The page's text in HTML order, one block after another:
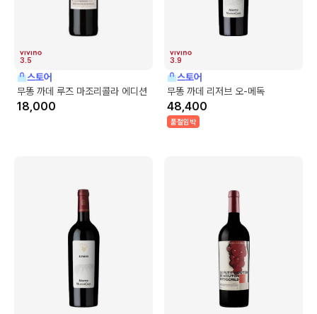
3.5
스토어
무똥 까데 루즈 마조리콜라 에디션
18,000
3.9
스토어
무똥 까데 리저브 오-메독
48,400
품절임박